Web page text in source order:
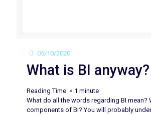
05/10/2020
What is BI anyway?
Reading Time: < 1 minute
What do all the words regarding BI mean?
components of BI? You will probably